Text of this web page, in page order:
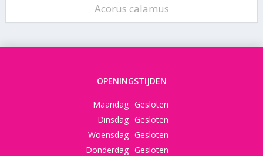
Acorus calamus
OPENINGSTIJDEN
Maandag Gesloten
Dinsdag Gesloten
Woensdag Gesloten
Donderdag Gesloten